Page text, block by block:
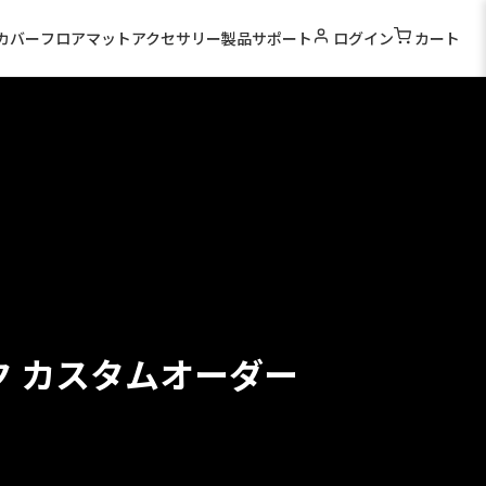
バーフロアマットアクセサリー製品サポート ログイン カート
カスタムオーダー